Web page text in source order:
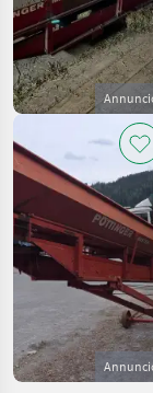
Pöttinger
Grimme
Schreiber
MARKETPLACE
Marketplace